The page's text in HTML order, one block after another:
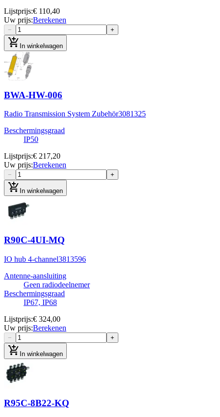
Lijstprijs:€ 110,40
Uw prijs:Berekenen
− +
add_shopping_cart In winkelwagen
BWA-HW-006
Radio Transmission System Zubehör3081325
Beschermingsgraad
IP50
Lijstprijs:€ 217,20
Uw prijs:Berekenen
− +
add_shopping_cart In winkelwagen
R90C-4UI-MQ
IO hub 4-channel3813596
Antenne-aansluiting
Geen radiodeelnemer
Beschermingsgraad
IP67, IP68
Lijstprijs:€ 324,00
Uw prijs:Berekenen
− +
add_shopping_cart In winkelwagen
R95C-8B22-KQ